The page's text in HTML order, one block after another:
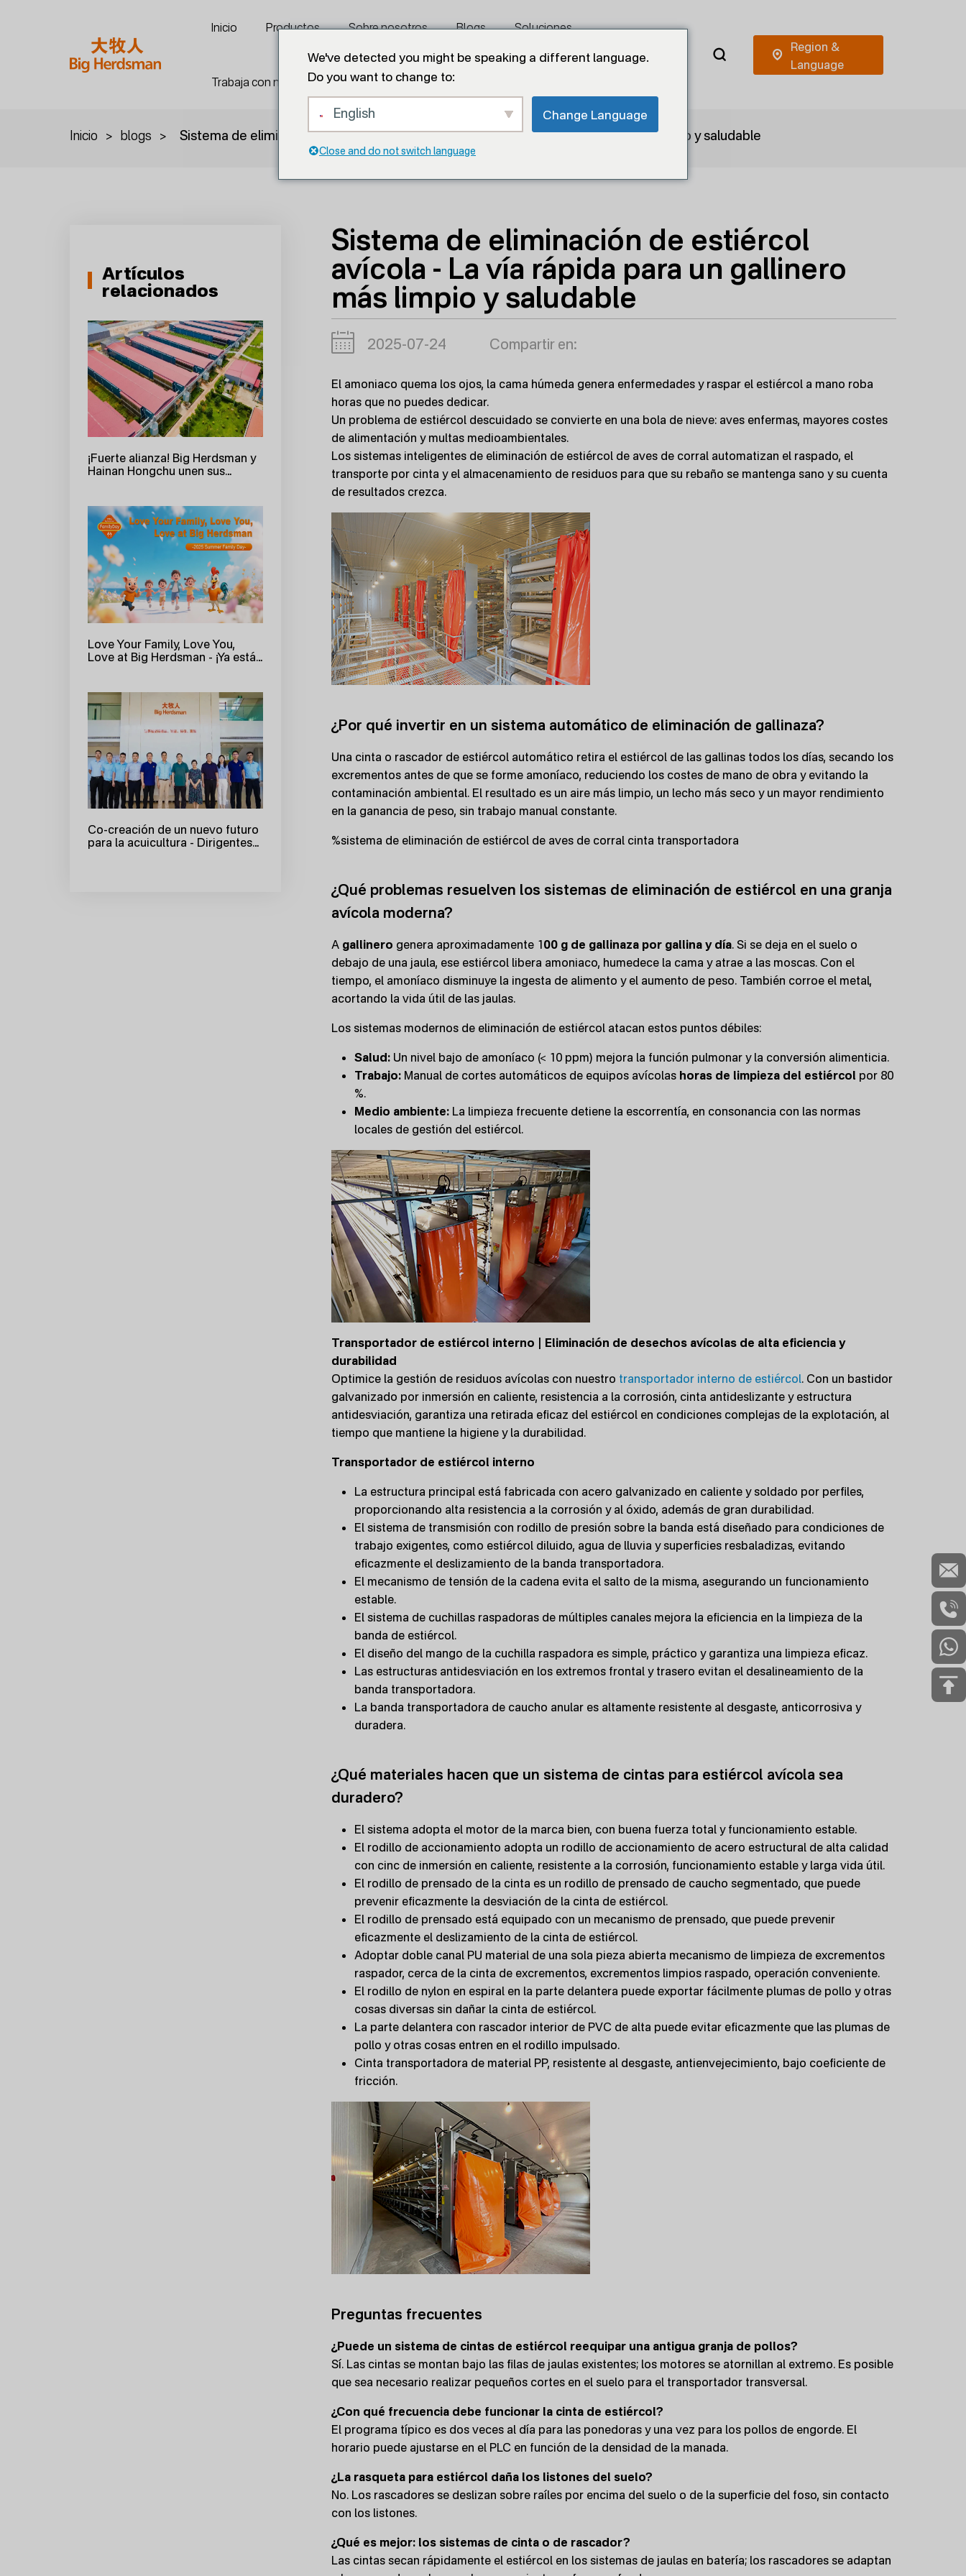
Inicio Productos Sobre nosotros Blogs Soluciones
Trabaja con nosotros Contáctenos
Inicio > blogs > Sistema de eliminación de estiércol avícola - La vía rápida para un gallinero más limpio y saludable
Artículos
relacionados
¡Fuerte alianza! Big Herdsman y
Hainan Hongchu unen sus
inteligente en ponedoras con 3
millones de gallinas
Love Your Family, Love You,
Love at Big Herdsman - ¡Ya está
verano de Big Herdsman 2025!
Co-creación de un nuevo futuro
para la acuicultura - Dirigentes
Sistema de eliminación de estiércol
avícola - La vía rápida para un gallinero
más limpio y saludable
2025-07-24 Compartir en:
El amoniaco quema los ojos, la cama húmeda genera enfermedades y raspar el estiércol a mano roba
horas que no puedes dedicar.
Un problema de estiércol descuidado se convierte en una bola de nieve: aves enfermas, mayores costes
de alimentación y multas medioambientales.
Los sistemas inteligentes de eliminación de estiércol de aves de corral automatizan el raspado, el
transporte por cinta y el almacenamiento de residuos para que su rebaño se mantenga sano y su cuenta
de resultados crezca.
¿Por qué invertir en un sistema automático de eliminación de gallinaza?
Una cinta o rascador de estiércol automático retira el estiércol de las gallinas todos los días, secando los
excrementos antes de que se forme amoníaco, reduciendo los costes de mano de obra y evitando la
contaminación ambiental. El resultado es un aire más limpio, un lecho más seco y un mayor rendimiento
en la ganancia de peso, sin trabajo manual constante.
%sistema de eliminación de estiércol de aves de corral cinta transportadora
¿Qué problemas resuelven los sistemas de eliminación de estiércol en una granja
avícola moderna?
A gallinero genera aproximadamente 100 g de gallinaza por gallina y día. Si se deja en el suelo o
debajo de una jaula, ese estiércol libera amoniaco, humedece la cama y atrae a las moscas. Con el
tiempo, el amoníaco disminuye la ingesta de alimento y el aumento de peso. También corroe el metal,
acortando la vida útil de las jaulas.
Los sistemas modernos de eliminación de estiércol atacan estos puntos débiles:
Salud:Un nivel bajo de amoníaco (< 10 ppm) mejora la función pulmonar y la conversión alimenticia.
Trabajo:Manual de cortes automáticos de equipos avícolas horas de limpieza del estiércol por 80
%.
Medio ambiente:La limpieza frecuente detiene la escorrentía, en consonancia con las normas
locales de gestión del estiércol.
Transportador de estiércol interno | Eliminación de desechos avícolas de alta eficiencia y
durabilidad
Optimice la gestión de residuos avícolas con nuestro transportador interno de estiércol. Con un bastidor
galvanizado por inmersión en caliente, resistencia a la corrosión, cinta antideslizante y estructura
antidesviación, garantiza una retirada eficaz del estiércol en condiciones complejas de la explotación, al
tiempo que mantiene la higiene y la durabilidad.
Transportador de estiércol interno
La estructura principal está fabricada con acero galvanizado en caliente y soldado por perfiles,
proporcionando alta resistencia a la corrosión y al óxido, además de gran durabilidad.
El sistema de transmisión con rodillo de presión sobre la banda está diseñado para condiciones de
trabajo exigentes, como estiércol diluido, agua de lluvia y superficies resbaladizas, evitando
eficazmente el deslizamiento de la banda transportadora.
El mecanismo de tensión de la cadena evita el salto de la misma, asegurando un funcionamiento
estable.
El sistema de cuchillas raspadoras de múltiples canales mejora la eficiencia en la limpieza de la
banda de estiércol.
El diseño del mango de la cuchilla raspadora es simple, práctico y garantiza una limpieza eficaz.
Las estructuras antidesviación en los extremos frontal y trasero evitan el desalineamiento de la
banda transportadora.
La banda transportadora de caucho anular es altamente resistente al desgaste, anticorrosiva y
duradera.
¿Qué materiales hacen que un sistema de cintas para estiércol avícola sea
duradero?
El sistema adopta el motor de la marca bien, con buena fuerza total y funcionamiento estable.
El rodillo de accionamiento adopta un rodillo de accionamiento de acero estructural de alta calidad
con cinc de inmersión en caliente, resistente a la corrosión, funcionamiento estable y larga vida útil.
El rodillo de prensado de la cinta es un rodillo de prensado de caucho segmentado, que puede
prevenir eficazmente la desviación de la cinta de estiércol.
El rodillo de prensado está equipado con un mecanismo de prensado, que puede prevenir
eficazmente el deslizamiento de la cinta de estiércol.
Adoptar doble canal PU material de una sola pieza abierta mecanismo de limpieza de excrementos
raspador, cerca de la cinta de excrementos, excrementos limpios raspado, operación conveniente.
El rodillo de nylon en espiral en la parte delantera puede exportar fácilmente plumas de pollo y otras
cosas diversas sin dañar la cinta de estiércol.
La parte delantera con rascador interior de PVC de alta puede evitar eficazmente que las plumas de
pollo y otras cosas entren en el rodillo impulsado.
Cinta transportadora de material PP, resistente al desgaste, antienvejecimiento, bajo coeficiente de
fricción.
Preguntas frecuentes
¿Puede un sistema de cintas de estiércol reequipar una antigua granja de pollos?
Sí. Las cintas se montan bajo las filas de jaulas existentes; los motores se atornillan al extremo. Es posible
que sea necesario realizar pequeños cortes en el suelo para el transportador transversal.
¿Con qué frecuencia debe funcionar la cinta de estiércol?
El programa típico es dos veces al día para las ponedoras y una vez para los pollos de engorde. El
horario puede ajustarse en el PLC en función de la densidad de la manada.
¿La rasqueta para estiércol daña los listones del suelo?
No. Los rascadores se deslizan sobre raíles por encima del suelo o de la superficie del foso, sin contacto
con los listones.
¿Qué es mejor: los sistemas de cinta o de rascador?
Las cintas secan rápidamente el estiércol en los sistemas de jaulas en batería; los rascadores se adaptan
We've detected you might be speaking a different language.
Do you want to change to:
English Change Language
Close and do not switch language